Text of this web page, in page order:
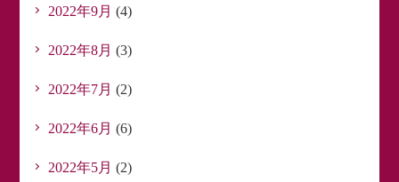
2022年9月 (4)
2022年8月 (3)
2022年7月 (2)
2022年6月 (6)
2022年5月 (2)